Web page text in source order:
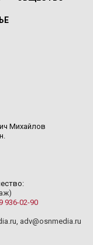
Михайлов
936-02-90
, adv@osnmedia.ru